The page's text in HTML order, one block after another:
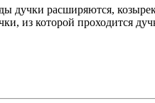
дучки расширяются,
из которой проходится